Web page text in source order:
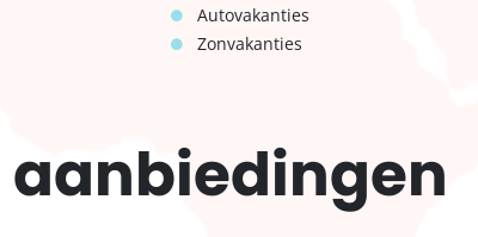
Autovakanties
Zonvakanties
aanbiedingen